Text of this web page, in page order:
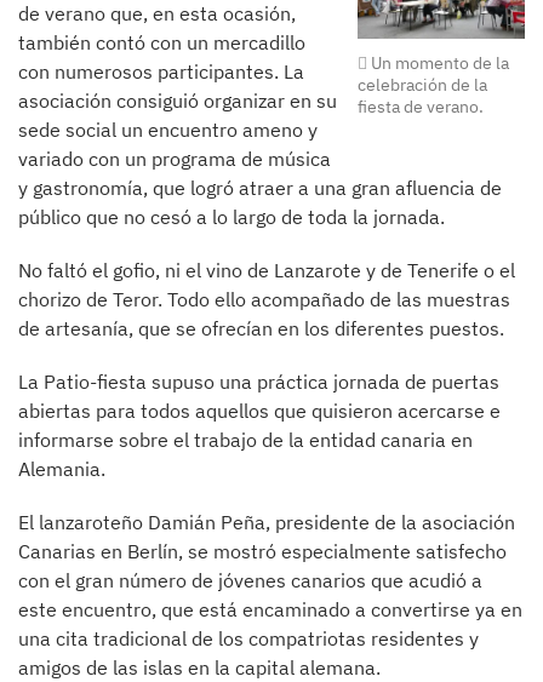
Un momento de la
celebración de la
fiesta de verano.
de verano que, en esta ocasión,
también contó con un mercadillo
con numerosos participantes. La
asociación consiguió organizar en su
sede social un encuentro ameno y
variado con un programa de música
y gastronomía, que logró atraer a una gran afluencia de
público que no cesó a lo largo de toda la jornada.
No faltó el gofio, ni el vino de Lanzarote y de Tenerife o el
chorizo de Teror. Todo ello acompañado de las muestras
de artesanía, que se ofrecían en los diferentes puestos.
La Patio-fiesta supuso una práctica jornada de puertas
abiertas para todos aquellos que quisieron acercarse e
informarse sobre el trabajo de la entidad canaria en
Alemania.
El lanzaroteño Damián Peña, presidente de la asociación
Canarias en Berlín, se mostró especialmente satisfecho
con el gran número de jóvenes canarios que acudió a
este encuentro, que está encaminado a convertirse ya en
una cita tradicional de los compatriotas residentes y
amigos de las islas en la capital alemana.